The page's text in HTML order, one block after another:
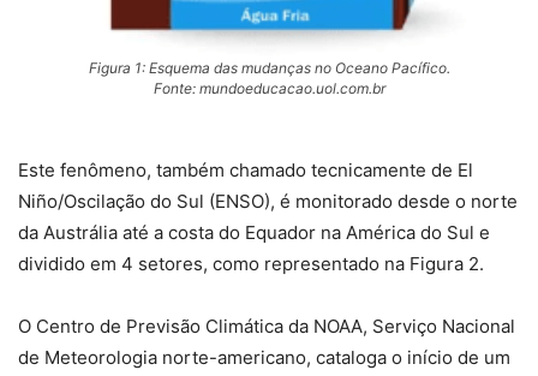
Figura 1: Esquema das mudanças no Oceano Pacífico.
Fonte: mundoeducacao.uol.com.br
Este fenômeno, também chamado tecnicamente de El
Niño/Oscilação do Sul (ENSO), é monitorado desde o norte
da Austrália até a costa do Equador na América do Sul e
dividido em 4 setores, como representado na Figura 2.
O Centro de Previsão Climática da NOAA, Serviço Nacional
de Meteorologia norte-americano, cataloga o início de um